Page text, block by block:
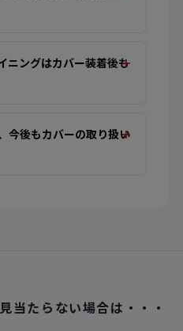
ニングはカバー装着後も
今後もカバーの取り扱い
当たらない場合は・・・